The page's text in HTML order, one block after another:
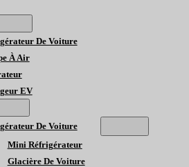
De Voiture
À Air
EV
De Voiture
Mini Réfrigérateur
Glacière De Voiture